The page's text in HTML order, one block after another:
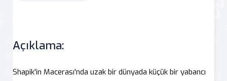
Açıklama:
Shapik'in Macerası'nda uzak bir dünyada küçük bir yabancı